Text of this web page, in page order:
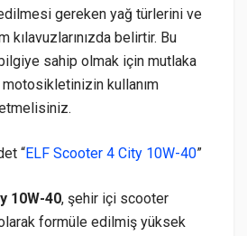
gereken yağ türlerini ve
kılavuzlarınızda belirtir. Bu
sahip olmak için mutlaka
motosikletinizin kullanım
“ELF Scooter 4 City 10W-40”
10W-40, şehir içi scooter
formüle edilmiş yüksek